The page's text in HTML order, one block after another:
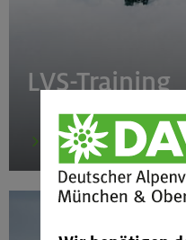
LVS-Training
mehr